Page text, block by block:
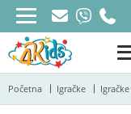
Početna Igračke